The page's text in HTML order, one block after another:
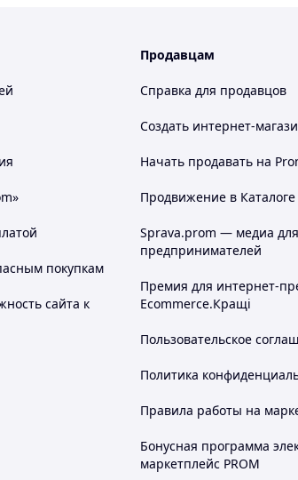
покупкам
сайта к
Продавцам
Справка для продавцов
Создать интернет-
Начать продавать на
Продвижение в Каталоге
Sprava.prom — медиа для
предпринимателей
Премия для интернет-
Ecommerce.Кращі
Пользовательское
Политика
Правила работы на
Бонусная программа
маркетплейс PROM